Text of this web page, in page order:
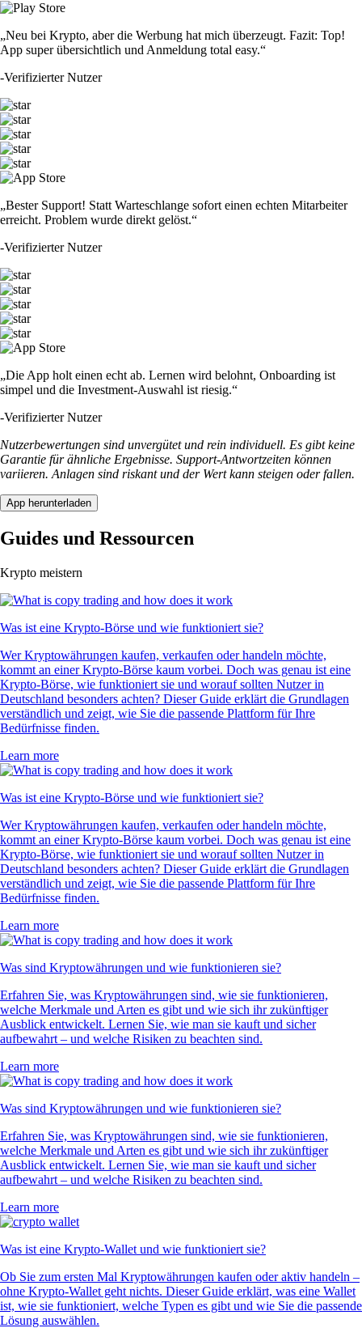
„Neu bei Krypto, aber die Werbung hat mich überzeugt. Fazit: Top!
App super übersichtlich und Anmeldung total easy.“
-Verifizierter Nutzer
„Bester Support! Statt Warteschlange sofort einen echten Mitarbeiter
erreicht. Problem wurde direkt gelöst.“
-Verifizierter Nutzer
„Die App holt einen echt ab. Lernen wird belohnt, Onboarding ist
simpel und die Investment-Auswahl ist riesig.“
-Verifizierter Nutzer
Nutzerbewertungen sind unvergütet und rein individuell. Es gibt keine
Garantie für ähnliche Ergebnisse. Support-Antwortzeiten können
variieren. Anlagen sind riskant und der Wert kann steigen oder fallen.
App herunterladen
Guides und Ressourcen
Krypto meistern
Was ist eine Krypto-Börse und wie funktioniert sie?
Wer Kryptowährungen kaufen, verkaufen oder handeln möchte,
kommt an einer Krypto-Börse kaum vorbei. Doch was genau ist eine
Krypto-Börse, wie funktioniert sie und worauf sollten Nutzer in
Deutschland besonders achten? Dieser Guide erklärt die Grundlagen
verständlich und zeigt, wie Sie die passende Plattform für Ihre
Bedürfnisse finden.
Learn more
Was ist eine Krypto-Börse und wie funktioniert sie?
Wer Kryptowährungen kaufen, verkaufen oder handeln möchte,
kommt an einer Krypto-Börse kaum vorbei. Doch was genau ist eine
Krypto-Börse, wie funktioniert sie und worauf sollten Nutzer in
Deutschland besonders achten? Dieser Guide erklärt die Grundlagen
verständlich und zeigt, wie Sie die passende Plattform für Ihre
Bedürfnisse finden.
Learn more
Was sind Kryptowährungen und wie funktionieren sie?
Erfahren Sie, was Kryptowährungen sind, wie sie funktionieren,
welche Merkmale und Arten es gibt und wie sich ihr zukünftiger
Ausblick entwickelt. Lernen Sie, wie man sie kauft und sicher
aufbewahrt – und welche Risiken zu beachten sind.
Learn more
Was sind Kryptowährungen und wie funktionieren sie?
Erfahren Sie, was Kryptowährungen sind, wie sie funktionieren,
welche Merkmale und Arten es gibt und wie sich ihr zukünftiger
Ausblick entwickelt. Lernen Sie, wie man sie kauft und sicher
aufbewahrt – und welche Risiken zu beachten sind.
Learn more
Was ist eine Krypto-Wallet und wie funktioniert sie?
Ob Sie zum ersten Mal Kryptowährungen kaufen oder aktiv handeln –
ohne Krypto-Wallet geht nichts. Dieser Guide erklärt, was eine Wallet
ist, wie sie funktioniert, welche Typen es gibt und wie Sie die passende
Lösung auswählen.